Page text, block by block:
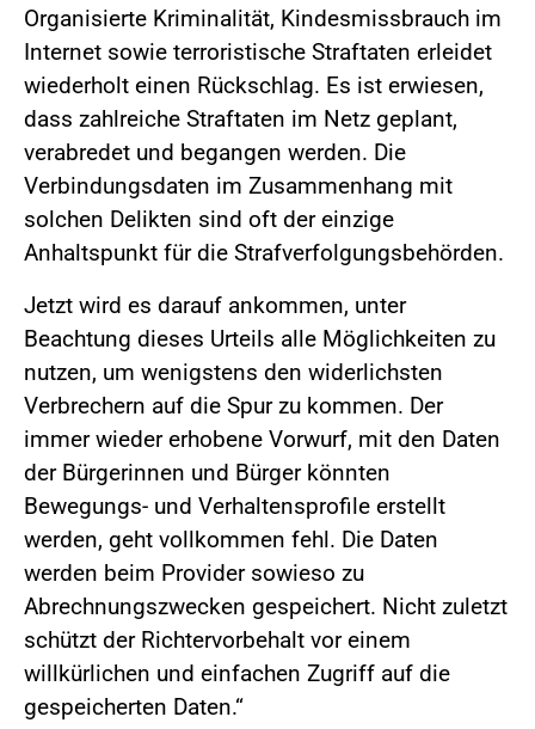
Organisierte Kriminalität, Kindesmissbrauch im
Internet sowie terroristische Straftaten erleidet
wiederholt einen Rückschlag. Es ist erwiesen,
dass zahlreiche Straftaten im Netz geplant,
verabredet und begangen werden. Die
Verbindungsdaten im Zusammenhang mit
solchen Delikten sind oft der einzige
Anhaltspunkt für die Strafverfolgungsbehörden.
Jetzt wird es darauf ankommen, unter
Beachtung dieses Urteils alle Möglichkeiten zu
nutzen, um wenigstens den widerlichsten
Verbrechern auf die Spur zu kommen. Der
immer wieder erhobene Vorwurf, mit den Daten
der Bürgerinnen und Bürger könnten
Bewegungs- und Verhaltensprofile erstellt
werden, geht vollkommen fehl. Die Daten
werden beim Provider sowieso zu
Abrechnungszwecken gespeichert. Nicht zuletzt
schützt der Richtervorbehalt vor einem
willkürlichen und einfachen Zugriff auf die
gespeicherten Daten.“